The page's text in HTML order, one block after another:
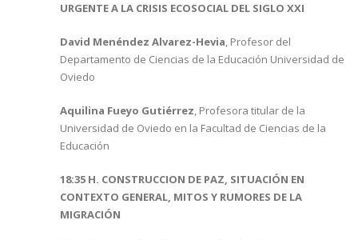
URGENTE A LA CRISIS ECOSOCIAL DEL SIGLO XXI
David Menéndez Alvarez-Hevia, Profesor del
Departamento de Ciencias de la Educación Universidad de
Oviedo
Aquilina Fueyo Gutiérrez, Profesora titular de la
Universidad de Oviedo en la Facultad de Ciencias de la
Educación
18:35 H. CONSTRUCCION DE PAZ, SITUACIÓN EN
CONTEXTO GENERAL, MITOS Y RUMORES DE LA
MIGRACIÓN